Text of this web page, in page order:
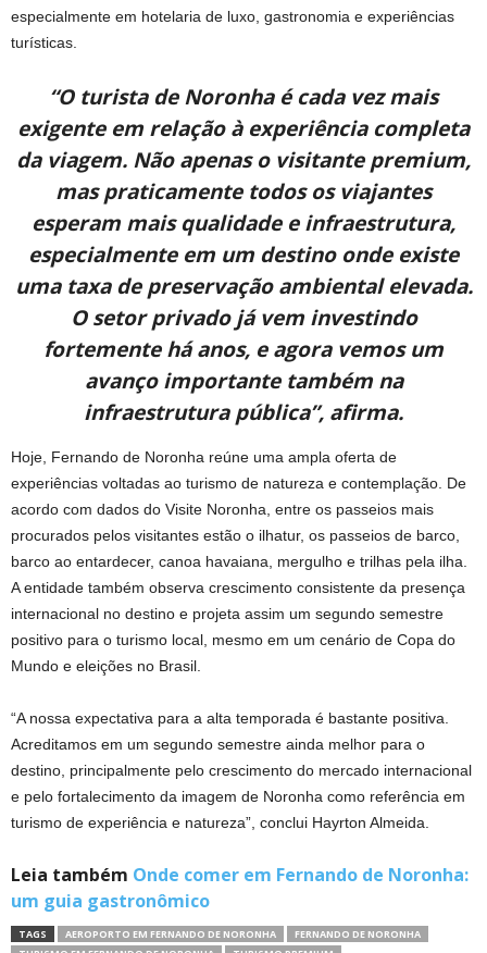
especialmente em hotelaria de luxo, gastronomia e experiências
turísticas.
“O turista de Noronha é cada vez mais
exigente em relação à experiência completa
da viagem. Não apenas o visitante premium,
mas praticamente todos os viajantes
esperam mais qualidade e infraestrutura,
especialmente em um destino onde existe
uma taxa de preservação ambiental elevada.
O setor privado já vem investindo
fortemente há anos, e agora vemos um
avanço importante também na
infraestrutura pública”, afirma.
Hoje, Fernando de Noronha reúne uma ampla oferta de
experiências voltadas ao turismo de natureza e contemplação. De
acordo com dados do Visite Noronha, entre os passeios mais
procurados pelos visitantes estão o ilhatur, os passeios de barco,
barco ao entardecer, canoa havaiana, mergulho e trilhas pela ilha.
A entidade também observa crescimento consistente da presença
internacional no destino e projeta assim um segundo semestre
positivo para o turismo local, mesmo em um cenário de Copa do
Mundo e eleições no Brasil.
“A nossa expectativa para a alta temporada é bastante positiva.
Acreditamos em um segundo semestre ainda melhor para o
destino, principalmente pelo crescimento do mercado internacional
e pelo fortalecimento da imagem de Noronha como referência em
turismo de experiência e natureza”, conclui Hayrton Almeida.
Leia também Onde comer em Fernando de Noronha:
um guia gastronômico
TAGS AEROPORTO EM FERNANDO DE NORONHA
FERNANDO DE NORONHA